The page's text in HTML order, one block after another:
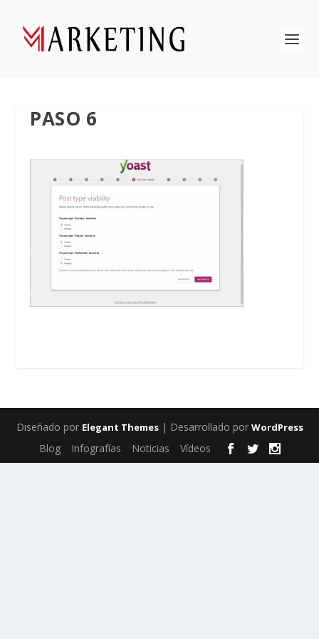
PASO 6
Diseñado por Elegant Themes| Desarrollado por WordPress
Blog Infografías Noticias Vídeos